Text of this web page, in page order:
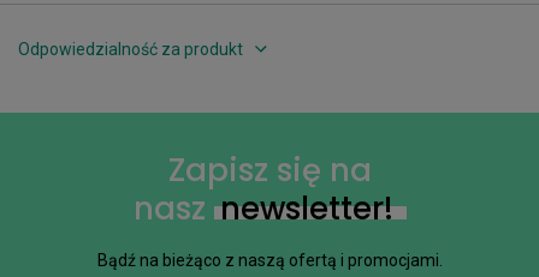
Odpowiedzialność za produkt
Zapisz się na
nasz newsletter!
Bądź na bieżąco z naszą ofertą i promocjami.